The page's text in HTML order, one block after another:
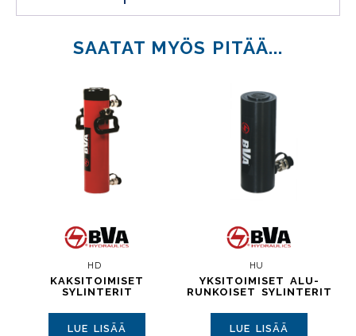
SAATAT MYÖS PITÄÄ...
HD
KAKSITOIMISET
SYLINTERIT
LUE LISÄÄ
HU
YKSITOIMISET ALU-
RUNKOISET SYLINTERIT
LUE LISÄÄ